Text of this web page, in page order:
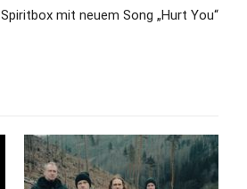
Spiritbox mit neuem Song „Hurt You“